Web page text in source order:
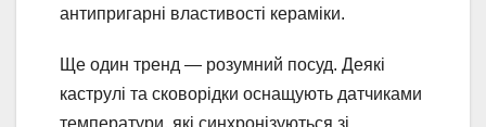
антипригарні властивості кераміки.
Ще один тренд — розумний посуд. Деякі
каструлі та сковорідки оснащують датчиками
температури, які синхронізуються зі